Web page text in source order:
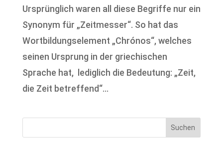
Ursprünglich waren all diese Begriffe nur ein
Synonym für „Zeitmesser“. So hat das
Wortbildungselement „Chrónos“, welches
seinen Ursprung in der griechischen
Sprache hat, lediglich die Bedeutung: „Zeit,
die Zeit betreffend“...